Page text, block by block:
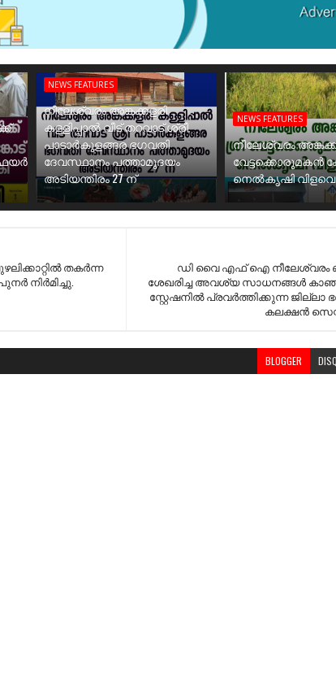
NEWS FEATURES
നീലേശ്വരം അങ്കക്കളരി
കള്ളിപ്പാൽ വീട് തറവാട് ശ്രീ
പാടാർകുളങ്ങര ഭഗവതി
ദേവസ്ഥാനം പത്താമുദയം
അടിയന്തിരം 27 ന്
NEWS FEATURES
നീലേശ്വരം
വേട്ടക്കൊരുമകൻ
നെൽകൃഷി
ഡി വൈ എഫ് ഐ നീലേശ്വരം
ശേഖരിച്ച അവശ്യ സാധനങ്ങൾ
സ്റ്റേഷനിൽ പ്രവർത്തിക്കുന്ന ജില്ലാ
കലക്ഷൻ
തകർന്ന
നിർമിച്ചു.
BLOGGER